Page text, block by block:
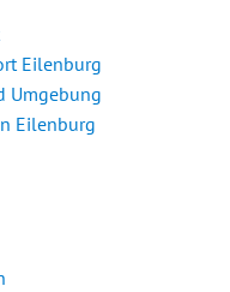
Eilenburg
Umgebung
Eilenburg